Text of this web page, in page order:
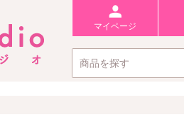
マイページ